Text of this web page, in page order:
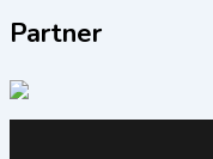
Partner